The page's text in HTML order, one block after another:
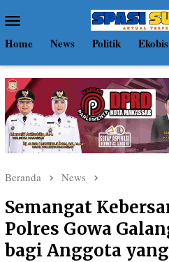
ke
kontenMobile
Home News Politik Ekobis
Beranda News
Semangat
Polres Gowa
bagi Anggota